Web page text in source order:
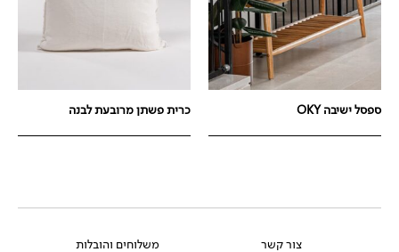
ספסל ישיבה OKY כרית פשתן מרובעת לבנה
צור קשר
משלוחים והובלות